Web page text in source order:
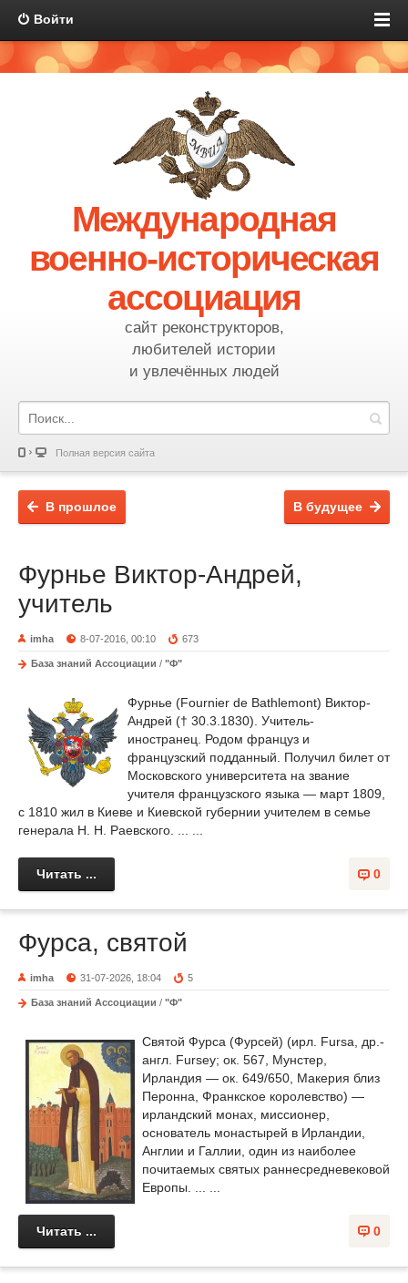
Войти
Международная
военно-историческая
ассоциация
сайт реконструкторов,
любителей истории
и увлечённых людей
Полная версия сайта
В будущее
В прошлое
Фурнье Виктор-Андрей,
учитель
imha 8-07-2016, 00:10 673
База знаний Ассоциации / "Ф"
Фурнье (Fournier de Bathlemont) Виктор-
Андрей († 30.3.1830). Учитель-
иностранец. Родом француз и
французский подданный. Получил билет от
Московского университета на звание
учителя французского языка — март 1809,
с 1810 жил в Киеве и Киевской губернии учителем в семье
генерала Н. Н. Раевского. ... ...
0
Читать ...
Фурса, святой
imha 31-07-2026, 18:04 5
База знаний Ассоциации / "Ф"
Святой Фурса (Фурсей) (ирл. Fursa, др.-
англ. Fursey; ок. 567, Мунстер,
Ирландия — ок. 649/650, Макерия близ
Перонна, Франкское королевство) —
ирландский монах, миссионер,
основатель монастырей в Ирландии,
Англии и Галлии, один из наиболее
почитаемых святых раннесредневековой
Европы. ... ...
0
Читать ...